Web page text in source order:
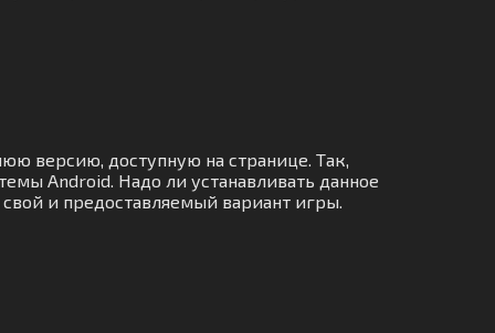
версию, доступную на странице. Так,
Android. Надо ли устанавливать данное
и предоставляемый вариант игры.